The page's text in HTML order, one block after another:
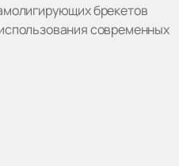
брекетов
современных